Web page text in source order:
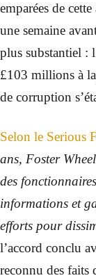
emparées de
une semaine
plus substantiel :
£103 millions à
de corruption
Selon le Serious
ans, Foster
des
informations et
efforts pour
l’accord conclu
reconnu des faits